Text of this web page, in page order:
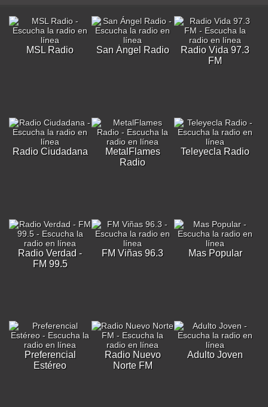
MSL Radio San Ángel Radio
Radio Vida 97.3
FM
Radio Ciudadana
MetalFlames
Radio
Teleyecla Radio
Radio Verdad -
FM 99.5
FM Viñas 96.3 Mas Popular
Preferencial
Estéreo
Radio Nuevo
Norte FM
Adulto Joven